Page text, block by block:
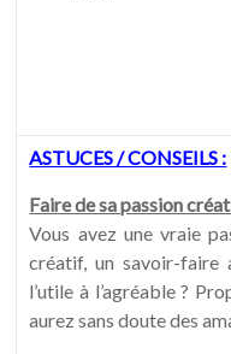
ASTUCES / CONSEILS :
Faire de sa passion
Vous avez une vraie
créatif, un savoir-faire
l’utile à l’agréable ?
aurez sans doute des